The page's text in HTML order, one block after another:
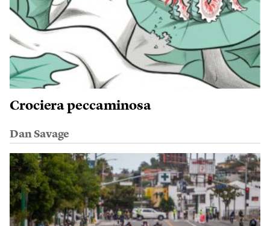
Crociera peccaminosa
Dan Savage